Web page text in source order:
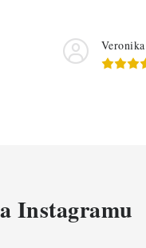
Instagramu